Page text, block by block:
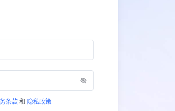
条款 和 隐私政策